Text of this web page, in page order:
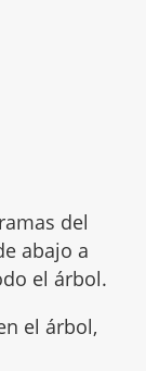
del
abajo a
el árbol.
el árbol,